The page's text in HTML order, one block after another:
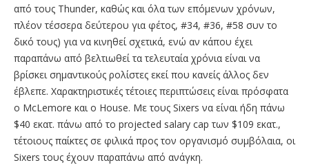
από τους Thunder, καθώς και όλα των επόμενων χρόνων,
πλέον τέσσερα δεύτερου για φέτος, #34, #36, #58 συν το
δικό τους) για να κινηθεί σχετικά, ενώ αν κάπου έχει
παραπάνω από βελτιωθεί τα τελευταία χρόνια είναι να
βρίσκει σημαντικούς ρολίστες εκεί που κανείς άλλος δεν
έβλεπε. Χαρακτηριστικές τέτοιες περιπτώσεις είναι πρόσφατα
ο McLemore και ο House. Με τους Sixers να είναι ήδη πάνω
$40 εκατ. πάνω από το projected salary cap των $109 εκατ.,
τέτοιους παίκτες σε φιλικά προς τον οργανισμό συμβόλαια, οι
Sixers τους έχουν παραπάνω από ανάγκη.